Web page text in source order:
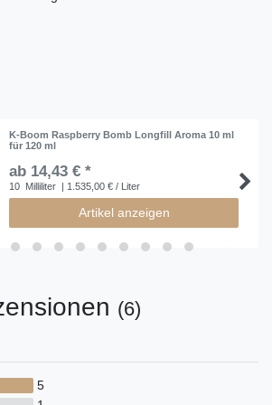
K-Boom Raspberry Bomb Longfill Aroma 10 ml
für 120 ml
ab 14,43 € *
10 Milliliter | 1.535,00 € / Liter
Artikel anzeigen
(6)
5